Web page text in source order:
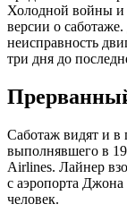
Холодной войны и
версии о
неисправность
три дня до
Саботаж видят и в
выполнявшего в
Airlines. Лайнер
с аэропорта
человек.